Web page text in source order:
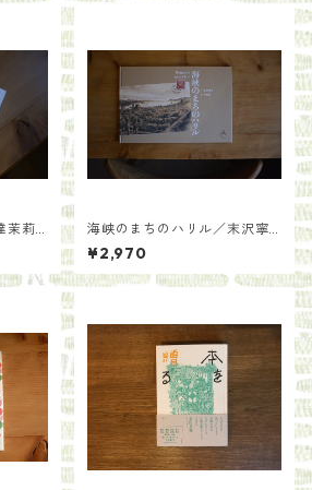
茉莉
海峡のまちのハリル／末沢寧
史（文）・小林豊（絵）
¥2,970